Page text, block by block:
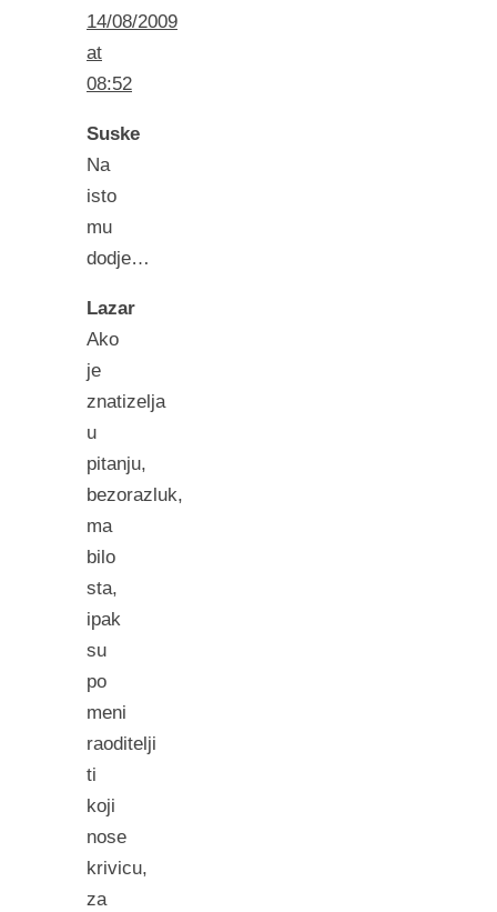
14/08/2009
at
08:52
Suske
Na
isto
mu
dodje…
Lazar
Ako
je
znatizelja
u
pitanju,
bezorazluk,
ma
bilo
sta,
ipak
su
po
meni
raoditelji
ti
koji
nose
krivicu,
za